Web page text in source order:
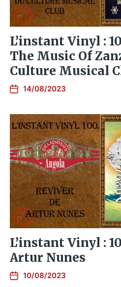
L’instant Vinyl :
The Music Of
Culture Musical
14/08/2023
L’instant Vinyl :
Artur Nunes
10/08/2023